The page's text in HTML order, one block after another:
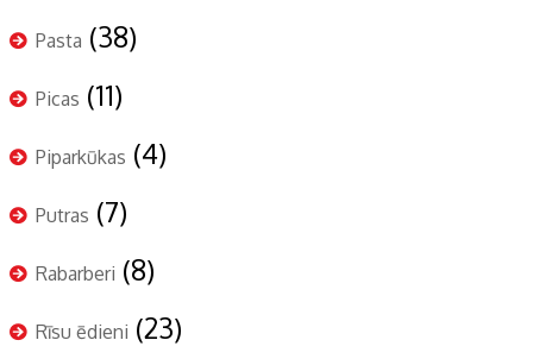
Pasta (38)
Picas (11)
Piparkūkas (4)
Putras (7)
Rabarberi (8)
Rīsu ēdieni (23)